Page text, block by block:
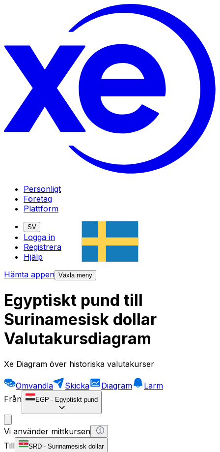
Personligt
Företag
Plattform
SV
Logga in
Registrera
Hjälp
Hämta appen Växla meny
Egyptiskt pund till
Surinamesisk dollar
Valutakursdiagram
Xe Diagram över historiska valutakurser
Omvandla Skicka Diagram
Larm
Från
EGP - Egyptiskt pund
Vi använder mittkursen
Till
SRD - Surinamesisk dollar